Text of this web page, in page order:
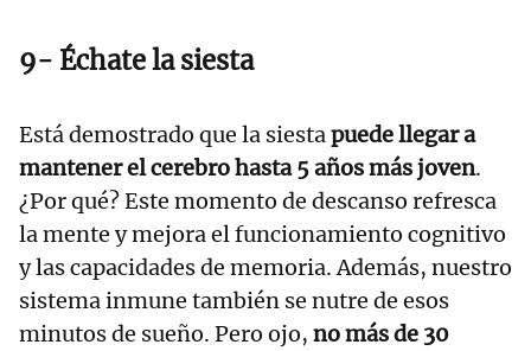
9- Échate la siesta
Está demostrado que la siestapuede llegar a
mantener el cerebro hasta 5 años más joven.
¿Por qué? Este momento de descanso refresca
la mente y mejora el funcionamiento cognitivo
y las capacidades de memoria. Además, nuestro
sistema inmune también se nutre de esos
minutos de sueño. Pero ojo, no más de 30